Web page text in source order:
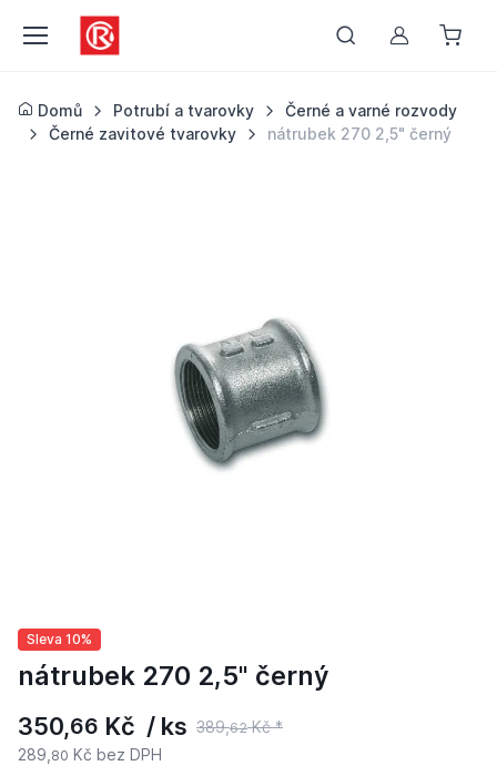
Můj účet
Domů Potrubí a tvarovky
Černé a varné rozvody
Černé zavitové tvarovky
nátrubek 270 2,5" černý
Sleva 10%
nátrubek 270 2,5" černý
350,66 Kč / ks 389,62Kč *
289, 80 Kč bez DPH